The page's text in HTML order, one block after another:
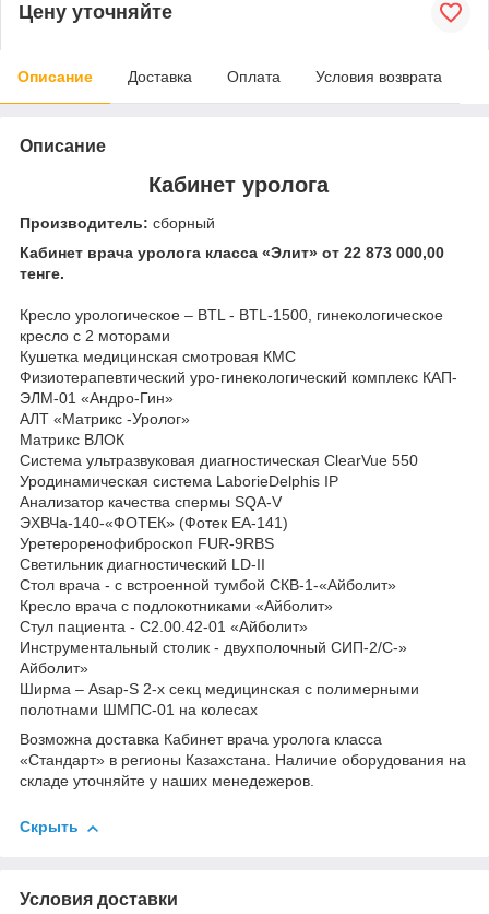
Цену уточняйте
Описание Доставка Оплата Условия возврата
Описание
Кабинет уролога
Производитель: сборный
Кабинет врача уролога класса «Элит» от 22 873 000,00
тенге.
Кресло урологическое – BTL - BTL-1500, гинекологическое
кресло с 2 моторами
Кушетка медицинская смотровая КМС
Физиотерапевтический уро-гинекологический комплекс КАП-
ЭЛМ-01 «Андро-Гин»
АЛТ «Матрикс -Уролог»
Матрикс ВЛОК
Система ультразвуковая диагностическая ClearVue 550
Уродинамическая система LaborieDelphis IP
Анализатор качества спермы SQA-V
ЭХВЧа-140-«ФОТЕК» (Фотек ЕА-141)
Уретероренофиброскоп FUR-9RBS
Светильник диагностический LD-II
Стол врача - с встроенной тумбой СКВ-1-«Айболит»
Кресло врача с подлокотниками «Айболит»
Стул пациента - С2.00.42-01 «Айболит»
Инструментальный столик - двухполочный СИП-2/С-»
Айболит»
Ширма – Asap-S 2-х секц медицинская с полимерными
полотнами ШМПС-01 на колесах
Возможна доставка Кабинет врача уролога класса
«Стандарт» в регионы Казахстана. Наличие оборудования на
складе уточняйте у наших менедежеров.
Скрыть
Условия доставки